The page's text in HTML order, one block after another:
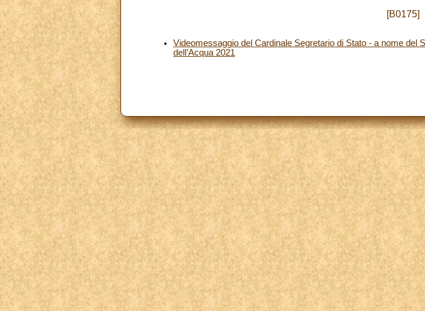
[B0175]
Videomessaggio del Cardinale Segretario di Stato - a nome del
dell’Acqua 2021